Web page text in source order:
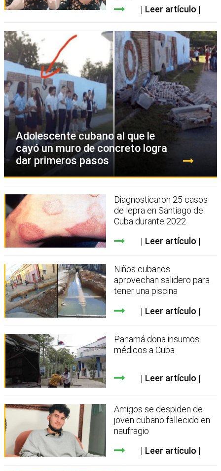
Leer artículo
Adolescente cubano al que le
cayó un muro de concreto logra
dar primeros pasos
Diagnosticaron 25 casos
de lepra en Santiago de
Cuba durante 2022
Leer artículo
Niños cubanos
aprovechan salidero para
tener una piscina
Leer artículo
Panamá dona insumos
médicos a Cuba
Leer artículo
Amigos se despiden de
joven cubano fallecido en
naufragio
Leer artículo